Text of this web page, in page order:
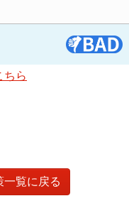
ちら
覧に戻る